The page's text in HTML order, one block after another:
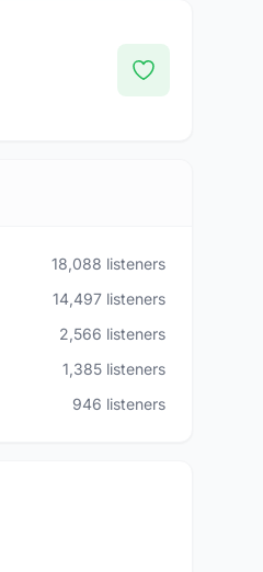
18,088 listeners
14,497 listeners
2,566 listeners
1,385 listeners
946 listeners